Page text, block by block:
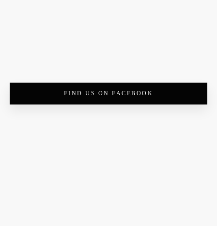
FIND US ON FACEBOOK